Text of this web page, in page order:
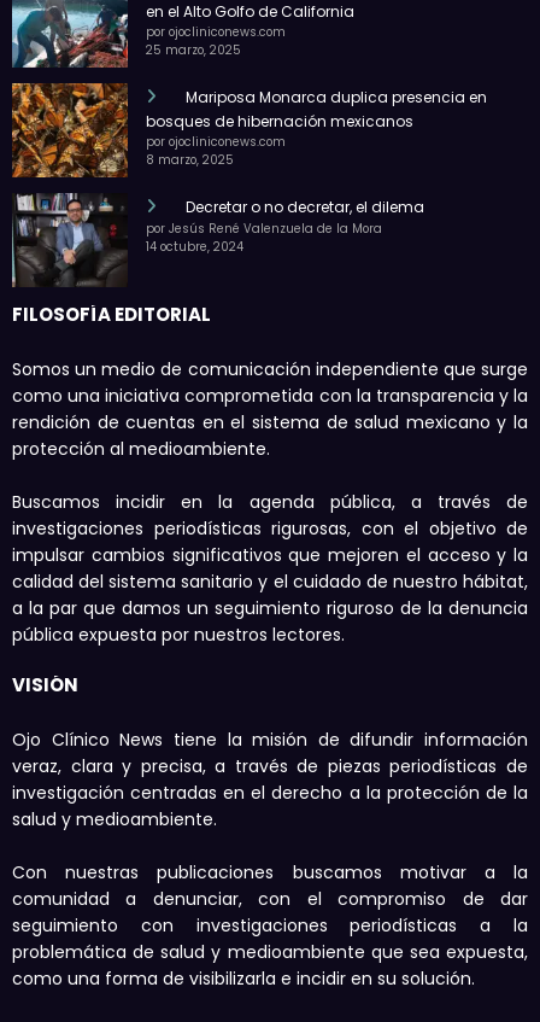
en el Alto Golfo de California
por ojocliniconews.com
25 marzo, 2025
Mariposa Monarca duplica presencia en
bosques de hibernación mexicanos
por ojocliniconews.com
8 marzo, 2025
Decretar o no decretar, el dilema
por Jesús René Valenzuela de la Mora
14 octubre, 2024
FILOSOFÍA EDITORIAL
Somos un medio de comunicación independiente que surge
como una iniciativa comprometida con la transparencia y la
rendición de cuentas en el sistema de salud mexicano y la
protección al medioambiente.
Buscamos incidir en la agenda pública, a través de
investigaciones periodísticas rigurosas, con el objetivo de
impulsar cambios significativos que mejoren el acceso y la
calidad del sistema sanitario y el cuidado de nuestro hábitat,
a la par que damos un seguimiento riguroso de la denuncia
pública expuesta por nuestros lectores.
VISIÓN
Ojo Clínico News tiene la misión de difundir información
veraz, clara y precisa, a través de piezas periodísticas de
investigación centradas en el derecho a la protección de la
salud y medioambiente.
Con nuestras publicaciones buscamos motivar a la
comunidad a denunciar, con el compromiso de dar
seguimiento con investigaciones periodísticas a la
problemática de salud y medioambiente que sea expuesta,
como una forma de visibilizarla e incidir en su solución.